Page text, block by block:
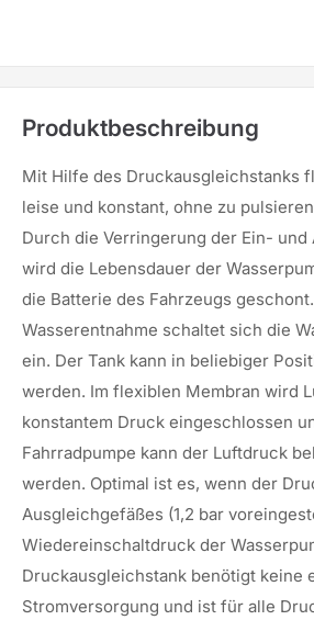
Produktbeschreibung
Mit Hilfe des Druckausgleichstanks
leise und konstant, ohne zu
Durch die Verringerung der Ein- und
wird die Lebensdauer der
die Batterie des Fahrzeugs
Wasserentnahme schaltet sich die
ein. Der Tank kann in beliebiger
werden. Im flexiblen Membran wird
konstantem Druck eingeschlossen
Fahrradpumpe kann der Luftdruck
werden. Optimal ist es, wenn der
Ausgleichgefäßes (1,2 bar
Wiedereinschaltdruck der
Druckausgleichstank benötigt keine
Stromversorgung und ist für alle